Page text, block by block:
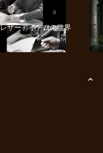
ABIES L.P.について